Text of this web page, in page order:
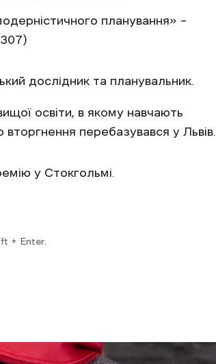
планування» –
дослідник та планувальник.
освіти, в якому навчають
вторгнення перебазувався у Львів.
у Стокгольмі.
+ Enter.